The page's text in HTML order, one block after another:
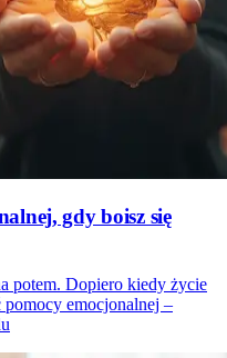
gdy boisz się
potem. Dopiero kiedy życie
pomocy emocjonalnej –